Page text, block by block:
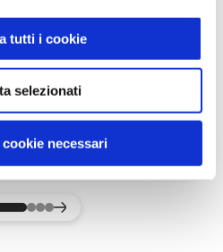
tutti i cookie
selezionati
necessari
300 g